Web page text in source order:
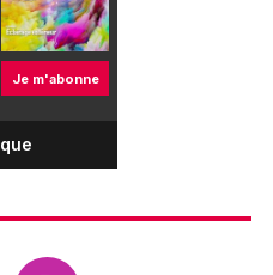
Je m'abonne